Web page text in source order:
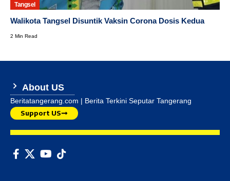
Tangsel
Walikota Tangsel Disuntik Vaksin Corona Dosis Kedua
2 Min Read
About US
Beritatangerang.com | Berita Terkini Seputar Tangerang
Support US